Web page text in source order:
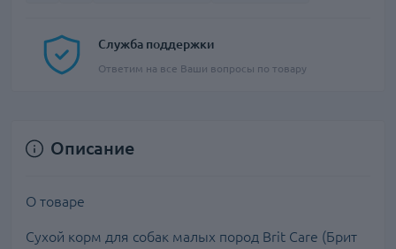
Служба поддержки
Ответим на все Ваши вопросы по товару
Описание
О товаре
Сухой корм для собак малых пород Brit Care (Брит